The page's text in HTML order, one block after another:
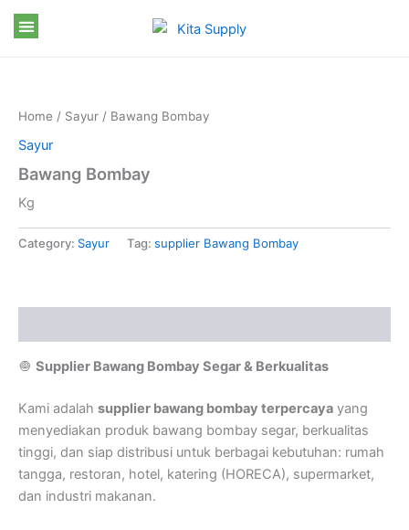
Skip
Home / Sayur / Bawang Bombay
Sayur
Bawang Bombay
Kg
Category: Sayur Tag: supplier Bawang Bombay
🧅 Supplier Bawang Bombay Segar & Berkualitas
Kami adalah supplier bawang bombay terpercaya yang
menyediakan produk bawang bombay segar, berkualitas
tinggi, dan siap distribusi untuk berbagai kebutuhan: rumah
tangga, restoran, hotel, katering (HORECA), supermarket,
dan industri makanan.